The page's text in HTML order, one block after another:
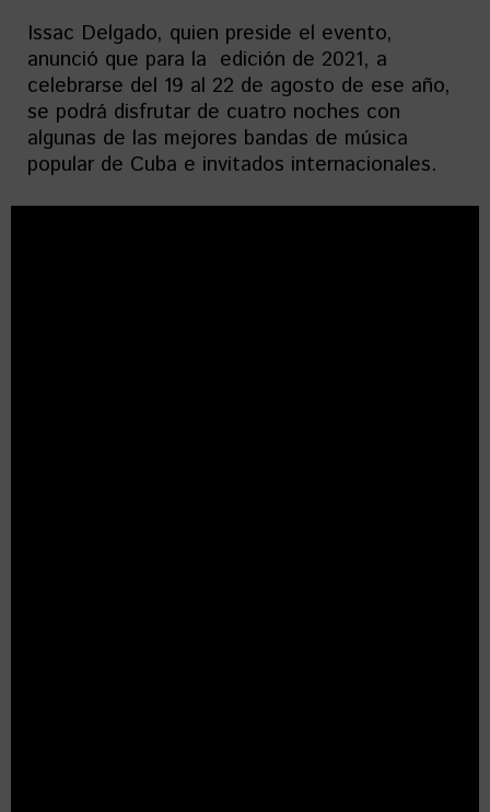
Issac Delgado, quien preside el evento,
anunció que para la edición de 2021, a
celebrarse del 19 al 22 de agosto de ese año,
se podrá disfrutar de cuatro noches con
algunas de las mejores bandas de música
popular de Cuba e invitados internacionales.